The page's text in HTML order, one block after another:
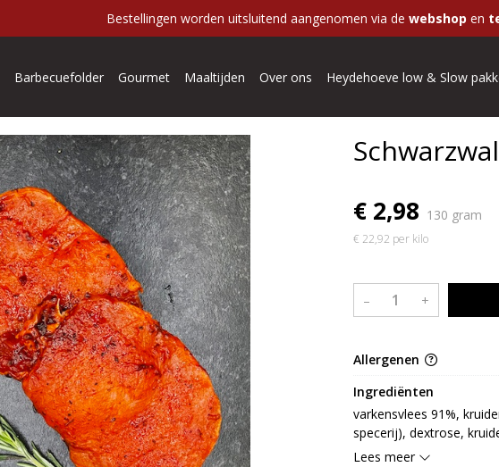
Bestellingen worden uitsluitend aangenomen via de webshop en
Barbecuefolder Gourmet Maaltijden Over ons Heydehoeve low & Slow
€ 2,98 130 gram
€ 22,92 per kilo
– +
Allergenen
Ingrediënten
varkensvlees 91%,
specerij), dextrose,
raapzaad),
Lees meer